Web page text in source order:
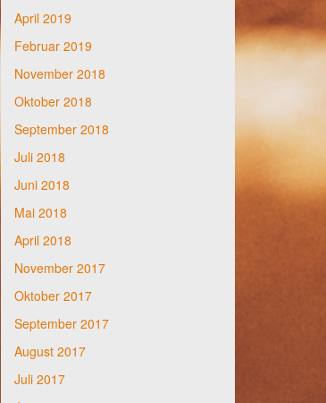
April 2019
Februar 2019
November 2018
Oktober 2018
September 2018
Juli 2018
Juni 2018
Mai 2018
April 2018
November 2017
Oktober 2017
September 2017
August 2017
Juli 2017